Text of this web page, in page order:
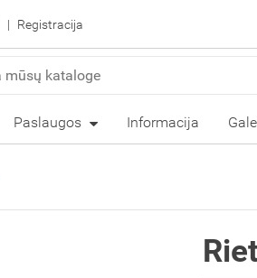
Registracija
Paslaugos Informacija